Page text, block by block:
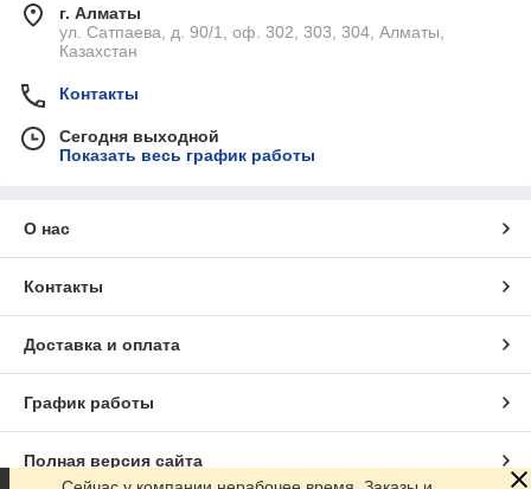
г. Алматы
ул. Сатпаева, д. 90/1, оф. 302, 303, 304, Алматы,
Казахстан
Контакты
Сегодня выходной
Показать весь график работы
О нас
Контакты
Доставка и оплата
График работы
Полная версия сайта